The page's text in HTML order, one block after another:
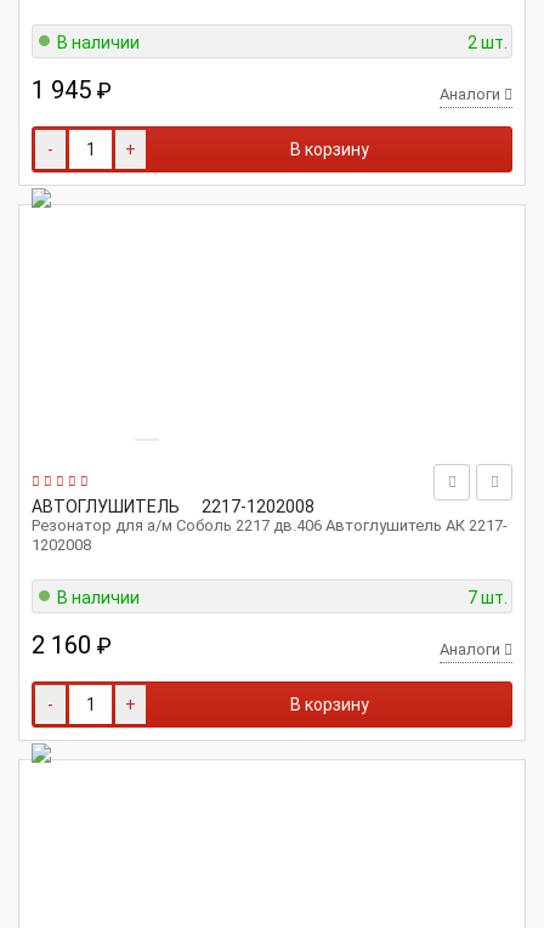
В наличии 2 шт.
1 945 ₽ Аналоги
- + В корзину
АВТОГЛУШИТЕЛЬ 2217-1202008
Резонатор для а/м Соболь 2217 дв.406 Автоглушитель АК 2217-
1202008
В наличии 7 шт.
2 160 ₽ Аналоги
- + В корзину